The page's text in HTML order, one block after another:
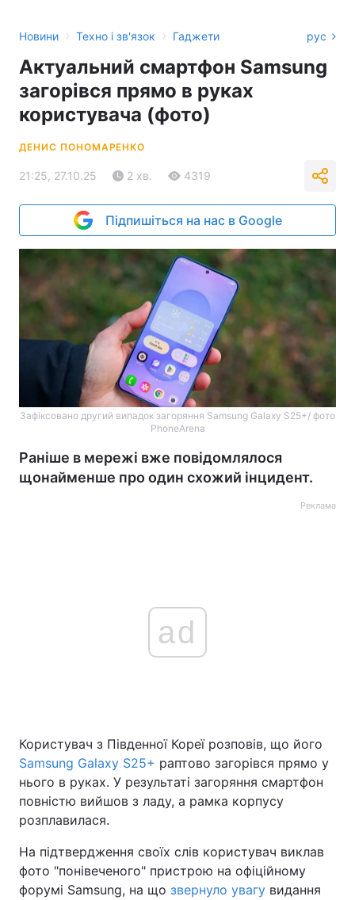
Новини › Техно і зв'язок › Гаджети рус
Актуальний смартфон Samsung
загорівся прямо в руках
користувача (фото)
ДЕНИС ПОНОМАРЕНКО
21:25, 27.10.25 2 хв. 4319
Підпишіться на нас в Google
Зафіксовано другий випадок загоряння Samsung Galaxy S25+/ фото
PhoneArena
Раніше в мережі вже повідомлялося
щонайменше про один схожий інцидент.
Реклама
ad
Користувач з Південної Кореї розповів, що його
Samsung Galaxy S25+ раптово загорівся прямо у
нього в руках. У результаті загоряння смартфон
повністю вийшов з ладу, а рамка корпусу
розплавилася.
На підтвердження своїх слів користувач виклав
фото "понівеченого" пристрою на офіційному
форумі Samsung, на що звернуло увагу видання